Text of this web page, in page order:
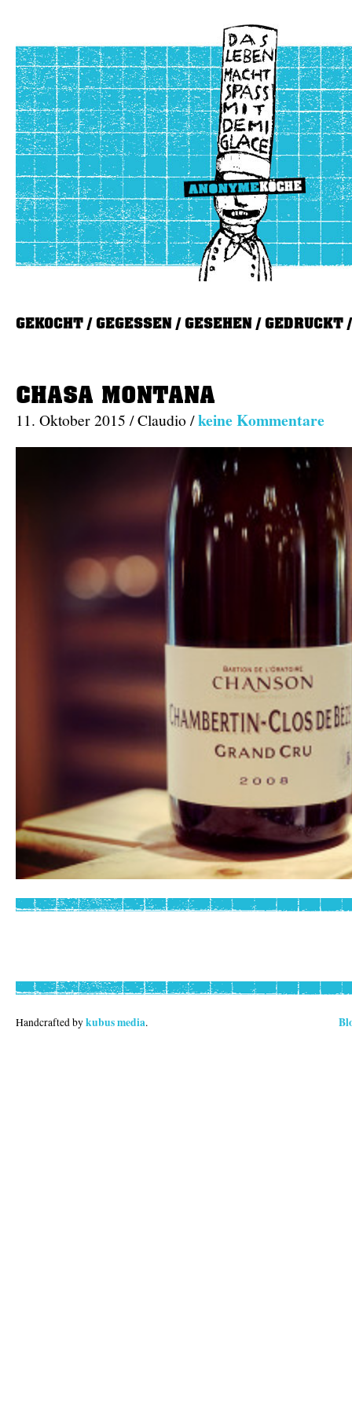
GEKOCHT GEGESSEN GESEHEN GEDRUCKT
CHASA MONTANA
11. Oktober 2015 / Claudio /keine Kommentare
Handcrafted bykubus media.